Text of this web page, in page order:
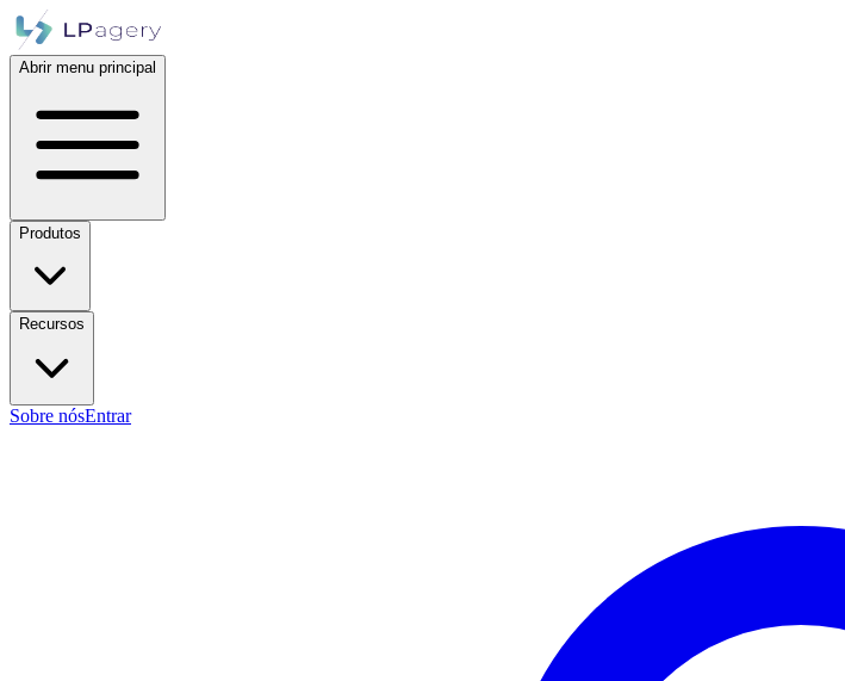
Abrir menu principal
Produtos
Recursos
Sobre nósEntrar